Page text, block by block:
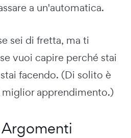
a un'automatica.
sei di fretta, ma ti
vuoi capire perché stai
facendo. (Di solito è
apprendimento.)